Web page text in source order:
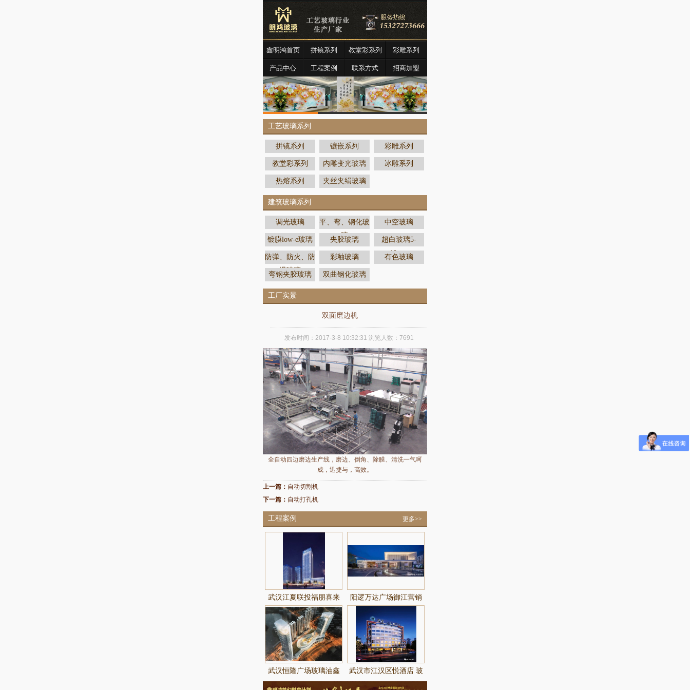
鑫明鸿首页 拼镜系列 教堂彩系列 彩雕系列
产品中心 工程案例 联系方式 招商加盟
工艺玻璃系列
拼镜系列 镶嵌系列 彩雕系列
教堂彩系列 内雕变光玻璃 冰雕系列
热熔系列 夹丝夹绢玻璃
建筑玻璃系列
调光玻璃
平、弯、钢化玻
璃
中空玻璃
镀膜low-e玻璃 夹胶玻璃
超白玻璃5-
19mm
防弹、防火、防
爆玻璃
彩釉玻璃 有色玻璃
弯钢夹胶玻璃 双曲钢化玻璃
工厂实景
双面磨边机
发布时间： 2017-3-8 10:32:31 浏览人数： 7691
全自动四边磨边生产线，磨边、倒角、除膜、清洗一气呵
成，迅捷与，高效。
上一篇： 自动切割机
下一篇： 自动打孔机
工程案例 更多>>
武汉江夏联投福朋喜来
登酒店
阳逻万达广场御江营销
中心玻璃由鑫明鸿玻璃
提供制作
武汉恒隆广场玻璃油鑫
明鸿玻璃提供制作
武汉市江汉区悦酒店 玻
璃由武汉鑫明鸿提供